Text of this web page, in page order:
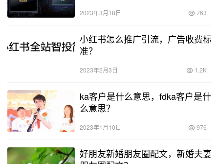
2023年3月18日 763
小红书怎么推广引流，广告收费标
准？
2023年2月3日 1.2K
ka客户是什么意思，fdka客户是什
么意思？
2023年1月10日 976
好朋友新婚朋友圈配文，新婚夫妻